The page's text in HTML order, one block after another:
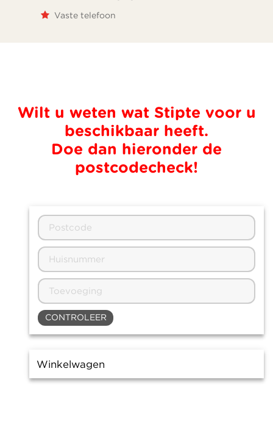
Vaste telefoon
Wilt u weten wat Stipte voor u
beschikbaar heeft.
Doe dan hieronder de
postcodecheck!
CONTROLEER
Winkelwagen